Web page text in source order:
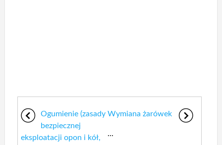
Ogumienie (zasady
bezpiecznej
eksploatacji opon i kół,
Wymiana żarówek
...